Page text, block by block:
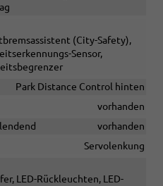
(City-Safety),
Sensor,
Park Distance Control hinten
vorhanden
vorhanden
Servolenkung
LED-Rückleuchten, LED-